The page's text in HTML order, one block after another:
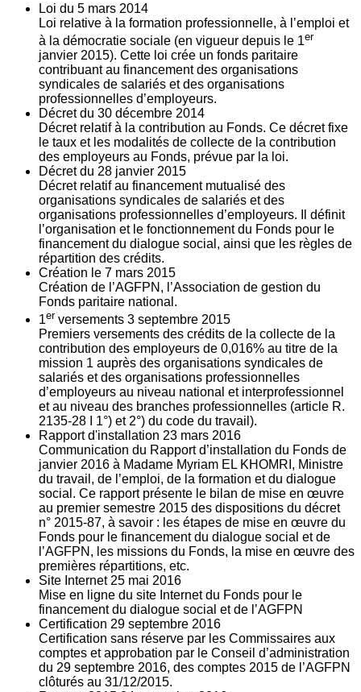
Loi du 5 mars 2014
Loi relative à la formation professionnelle, à l’emploi et
à la démocratie sociale (en vigueur depuis le 1er
janvier 2015). Cette loi crée un fonds paritaire
contribuant au financement des organisations
syndicales de salariés et des organisations
professionnelles d’employeurs.
Décret du 30 décembre 2014
Décret relatif à la contribution au Fonds. Ce décret fixe
le taux et les modalités de collecte de la contribution
des employeurs au Fonds, prévue par la loi.
Décret du 28 janvier 2015
Décret relatif au financement mutualisé des
organisations syndicales de salariés et des
organisations professionnelles d’employeurs. Il définit
l’organisation et le fonctionnement du Fonds pour le
financement du dialogue social, ainsi que les règles de
répartition des crédits.
Création le 7 mars 2015
Création de l’AGFPN, l’Association de gestion du
Fonds paritaire national.
1er versements 3 septembre 2015
Premiers versements des crédits de la collecte de la
contribution des employeurs de 0,016% au titre de la
mission 1 auprès des organisations syndicales de
salariés et des organisations professionnelles
d’employeurs au niveau national et interprofessionnel
et au niveau des branches professionnelles (article R.
2135‐28 I 1°) et 2°) du code du travail).
Rapport d'installation 23 mars 2016
Communication du Rapport d’installation du Fonds de
janvier 2016 à Madame Myriam EL KHOMRI, Ministre
du travail, de l’emploi, de la formation et du dialogue
social. Ce rapport présente le bilan de mise en œuvre
au premier semestre 2015 des dispositions du décret
n° 2015-87, à savoir : les étapes de mise en œuvre du
Fonds pour le financement du dialogue social et de
l’AGFPN, les missions du Fonds, la mise en œuvre des
premières répartitions, etc.
Site Internet 25 mai 2016
Mise en ligne du site Internet du Fonds pour le
financement du dialogue social et de l’AGFPN
Certification 29 septembre 2016
Certification sans réserve par les Commissaires aux
comptes et approbation par le Conseil d’administration
du 29 septembre 2016, des comptes 2015 de l’AGFPN
clôturés au 31/12/2015.